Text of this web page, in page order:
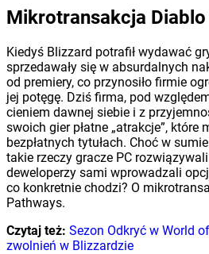
Mikrotransakcja
Kiedyś Blizzard potrafił wydawać
sprzedawały się w absurdalnych
od premiery, co przynosiło firmie
jej potęgę. Dziś firma, pod
cieniem dawnej siebie i z
swoich gier płatne „atrakcje”, które
bezpłatnych tytułach. Choć w
takie rzeczy gracze PC
deweloperzy sami wprowadzali
co konkretnie chodzi? O
Pathways.
Czytaj też: Sezon Odkryć w World
zwolnień w Blizzardzie